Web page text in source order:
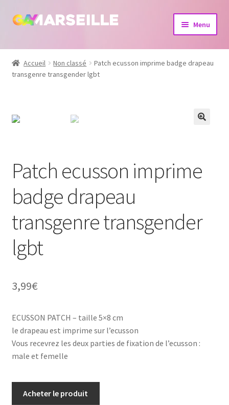
Aller
navigation
Aller
Menu
Boutique
Bijoux
Accueil Non classé
Patch ecusson imprime badge drapeau
transgenre transgender lgbt
Patch ecusson imprime
badge drapeau
transgenre transgender
lgbt
3,99€
ECUSSON PATCH – taille 5×8 cm
le drapeau est imprime sur l’ecusson
Vous recevrez les deux parties de fixation de l’ecusson :
male et femelle
Acheter le produit